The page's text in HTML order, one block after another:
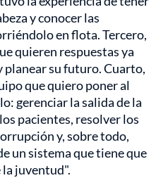
y conocer las
en flota. Tercero,
quieren respuestas ya
planear su futuro. Cuarto,
que quiero poner al
gerenciar la salida de la
pacientes, resolver los
y, sobre todo,
un sistema que tiene que
la juventud".